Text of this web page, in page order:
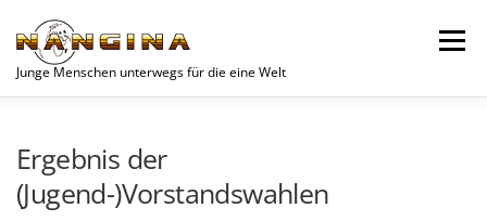
Inhalt
springen
Junge Menschen unterwegs für die eine Welt
Menü
Ergebnis der
(Jugend-)Vorstandswahlen